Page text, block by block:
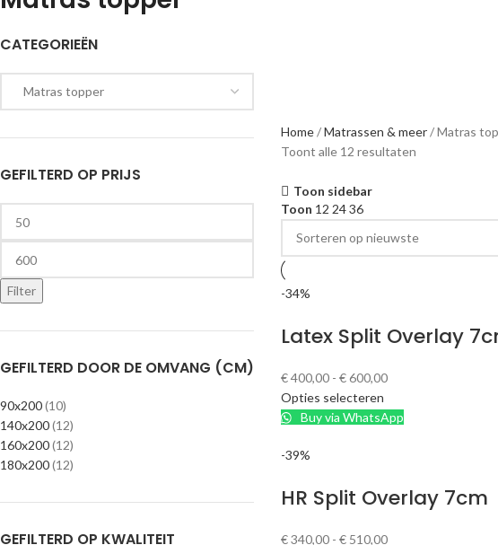
CATEGORIEËN
GEFILTERD OP PRIJS
Filter
GEFILTERD DOOR DE OMVANG (CM)
90x200(10)
140x200(12)
160x200(12)
180x200(12)
GEFILTERD OP KWALITEIT
Home Matrassen & meer
Matras
Toont alle 12 resultaten
Toon sidebar
Toon 12 2436
-34%
Latex Split Overlay
€400,00 - €600,00
Opties selecteren
Buy via WhatsApp
-39%
HR Split Overlay 7cm
€340,00 - €510,00